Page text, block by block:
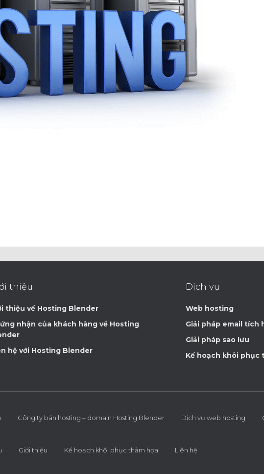
thiệu
thiệu về Hosting Blender
nhận của khách hàng về Hosting
hệ với Hosting Blender
Dịch vụ
Web hosting
Giải pháp email tích
Giải pháp sao lưu
Kế hoạch khôi phục
Công ty bán hosting – domain Hosting Blender Dịch vụ web hosting
Giới thiệu Kế hoạch khôi phục thảm họa Liên hệ